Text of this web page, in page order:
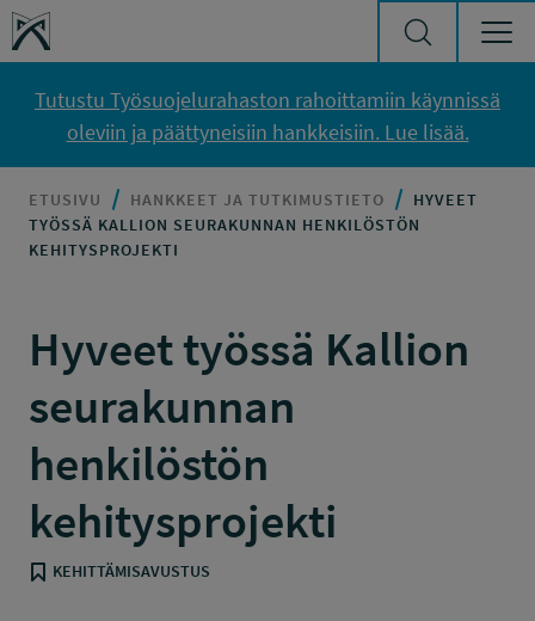
Siirry sisältöön
Työsuojelurahasto
Tutustu Työsuojelurahaston rahoittamiin käynnissä
oleviin ja päättyneisiin hankkeisiin. Lue lisää.
ETUSIVU HANKKEET JA TUTKIMUSTIETO
HYVEET
TYÖSSÄ KALLION SEURAKUNNAN HENKILÖSTÖN
KEHITYSPROJEKTI
Hyveet työssä Kallion
seurakunnan
henkilöstön
kehitysprojekti
KEHITTÄMISAVUSTUS